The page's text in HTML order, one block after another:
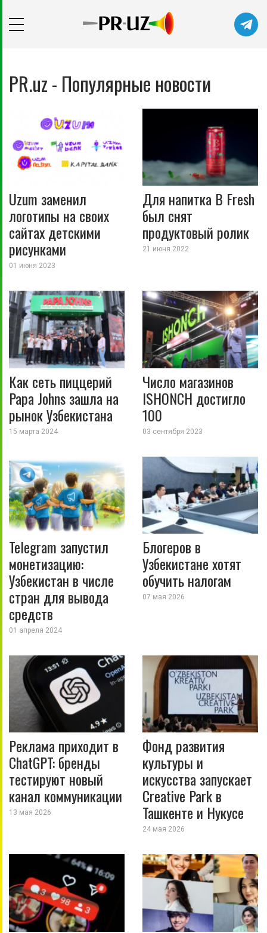
PR.uz - Популярные новости
Uzum заменил
логотипы на своих
сайтах детскими
рисунками
01 июня 2023
Для напитка B Fresh
был снят
продуктовый ролик
21 июня 2022
Как сеть пиццерий
Papa Johns зашла на
рынок Узбекистана
15 марта 2024
Число магазинов
ISHONCH достигло
100
03 сентября 2023
Telegram запустил
монетизацию:
Узбекистан в числе
стран для вывода
средств
01 апреля 2024
Блогеров в
Узбекистане хотят
обучить налогам
07 мая 2026
Реклама приходит в
ChatGPT: бренды
тестируют новый
канал коммуникации
13 мая 2026
Фонд развития
культуры и
искусства запускает
Creative Park в
Ташкенте и Нукусе
24 мая 2026